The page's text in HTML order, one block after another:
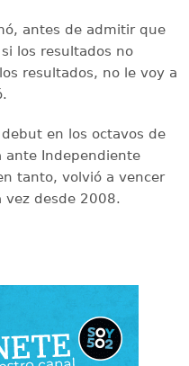
antes de admitir que
los resultados no
resultados, no le voy a
en los octavos de
ante Independiente
tanto, volvió a vencer
vez desde 2008.